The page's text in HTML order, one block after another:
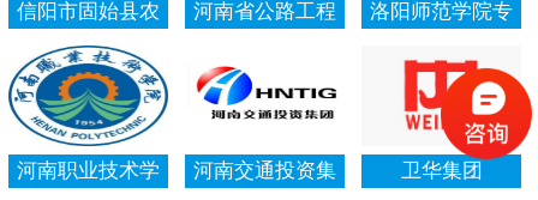
信阳市固始县农
村信用社资产清
查审计
河南省公路工程
洛阳师范学院专
河南职业技术学
河南交通投资集
卫华集团